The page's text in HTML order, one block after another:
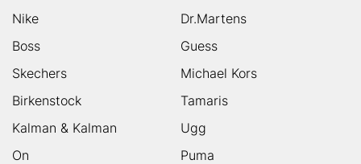
Nike
Dr.Martens
Boss
Guess
Skechers
Michael Kors
Birkenstock
Tamaris
Kalman & Kalman
Ugg
On
Puma